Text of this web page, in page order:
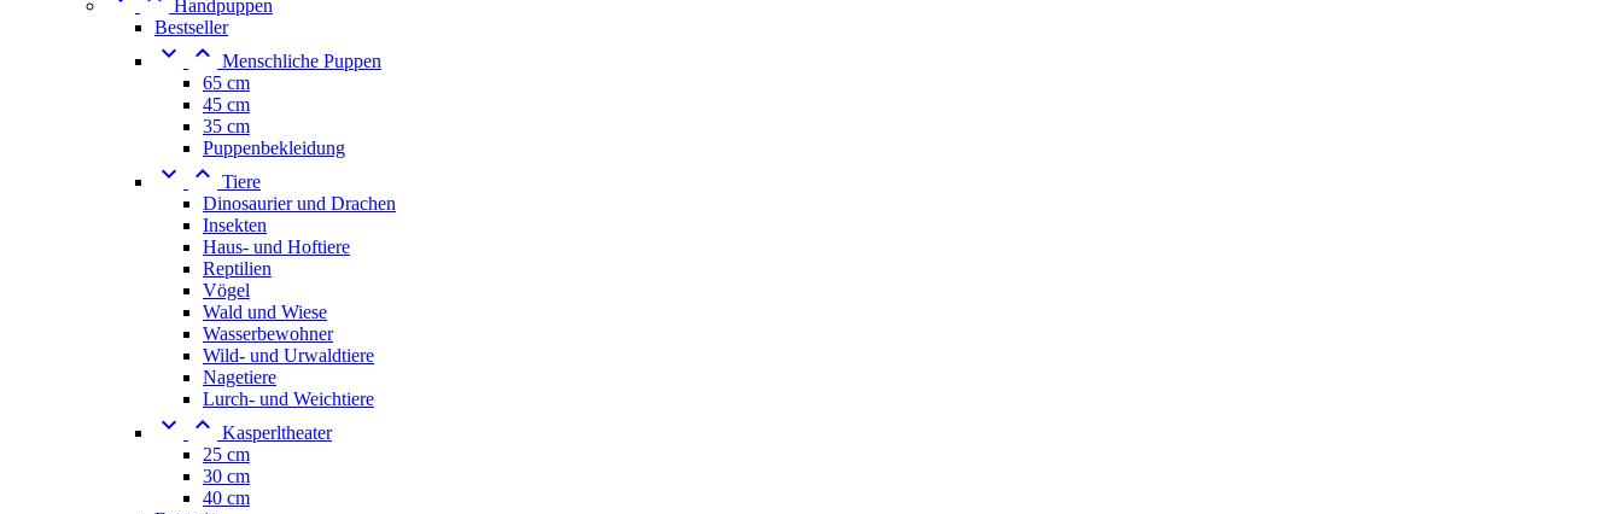
Handpuppen
Bestseller
  Menschliche Puppen
65 cm
45 cm
35 cm
Puppenbekleidung
  Tiere
Dinosaurier und Drachen
Insekten
Haus- und Hoftiere
Reptilien
Vögel
Wald und Wiese
Wasserbewohner
Wild- und Urwaldtiere
Nagetiere
Lurch- und Weichtiere
  Kasperltheater
25 cm
30 cm
40 cm